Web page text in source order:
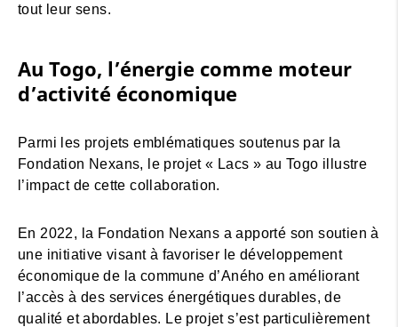
tout leur sens.
Au Togo, l’énergie comme moteur
d’activité économique
Parmi les projets emblématiques soutenus par la
Fondation Nexans, le projet « Lacs » au Togo illustre
l’impact de cette collaboration.
En 2022, la Fondation Nexans a apporté son soutien à
une initiative visant à favoriser le développement
économique de la commune d’Aného en améliorant
l’accès à des services énergétiques durables, de
qualité et abordables. Le projet s’est particulièrement